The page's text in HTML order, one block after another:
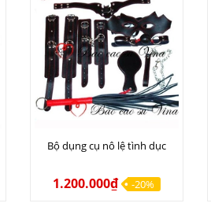
Bộ dụng cụ nô lệ tình dục
1.200.000₫ -20%